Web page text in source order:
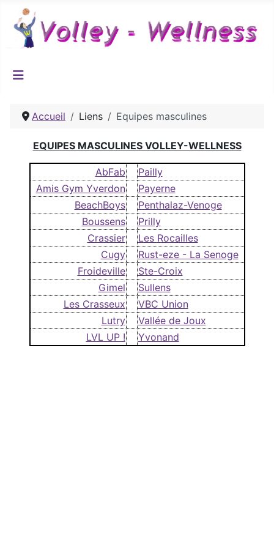
Accueil Liens Equipes masculines
EQUIPES MASCULINES VOLLEY-WELLNESS
AbFab
Pailly
Amis Gym Yverdon
Payerne
BeachBoys
Penthalaz-Venoge
Boussens
Prilly
Crassier
Les Rocailles
Cugy
Rust-eze - La Senoge
Froideville
Ste-Croix
Gimel
Sullens
Les Crasseux
VBC Union
Lutry
Vallée de Joux
LVL UP !
Yvonand